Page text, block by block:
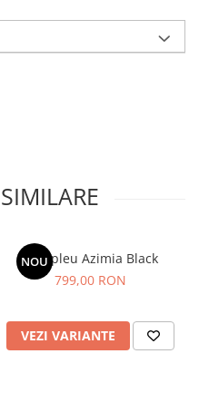
NOU
Compleu Azimia Black
799,00 RON
VEZI VARIANTE